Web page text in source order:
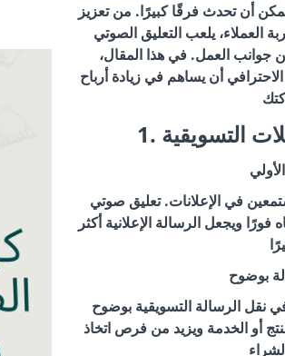
أن تحدث فرقًا كبيرًا. من تعزيز
العملاء، يلعب التعليق الصوتي
جوانب العمل. في هذا المقال،
أن يساهم في زيادة أرباح
التسويقية
في الإعلانات. تعليق صوتي
ويجعل الرسالة الإعلانية أكثر
بوضوح
نقل الرسالة التسويقية بوضوح
أو الخدمة ويزيد من فرص اتخاذ